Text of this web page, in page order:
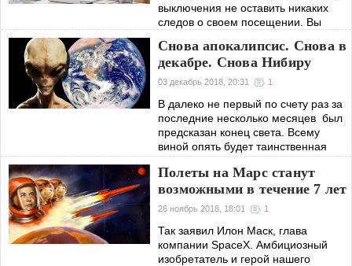
выключения не оставить никаких
следов о своем посещении. Вы
оставляя истории запросов и cookie-
файлов.
Снова апокалипсис. Снова в
декабре. Снова Нибиру
03 декабрь 2018, 20:31 1
В далеко не первый по счету раз за
последние несколько месяцев был
предсказан конец света. Всему
виной опять будет таинственная
планета Нибиру, которую почему-то
никто никогда не видел, но она есть.
Полеты на Марс станут
возможными в течение 7 лет
26 ноябрь 2018, 18:01 1
Так заявил Илон Маск, глава
компании SpaceX. Амбициозный
изобретатель и герой нашего